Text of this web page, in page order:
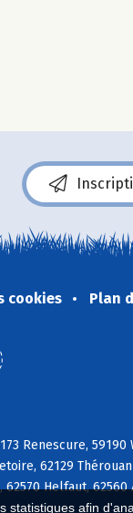
afin
cookies Plan
Renescure,
62129
Helfaut,